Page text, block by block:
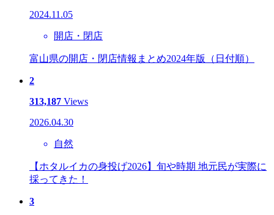
2024.11.05
開店・閉店
富山県の開店・閉店情報まとめ2024年版（日付順）
2
313,187 Views
2026.04.30
自然
【ホタルイカの身投げ2026】旬や時期 地元民が実際に
採ってきた！
3